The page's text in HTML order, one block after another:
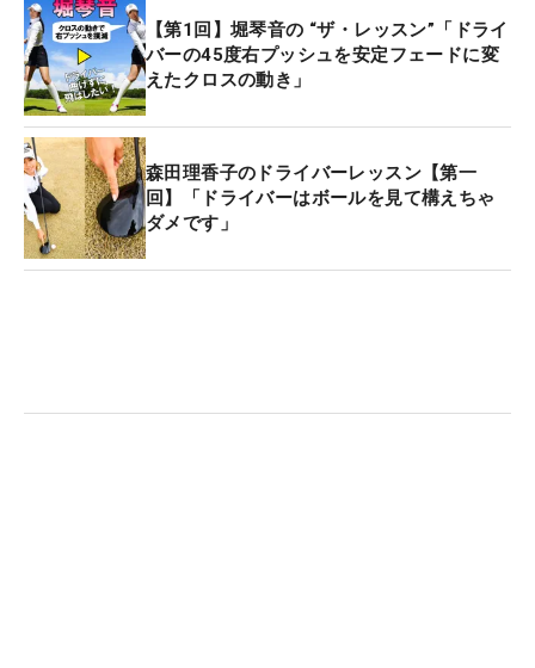
【第1回】堀琴音の “ザ・レッスン”「ドライ
バーの45度右プッシュを安定フェードに変
えたクロスの動き」
森田理香子のドライバーレッスン【第一
回】「ドライバーはボールを見て構えちゃ
ダメです」